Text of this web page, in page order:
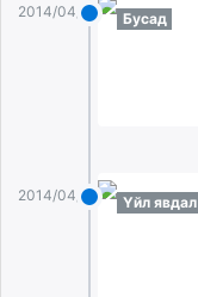
times.mn
tac.mn
2014/04/30 Бусад
2014/04/30 Үйл явдал